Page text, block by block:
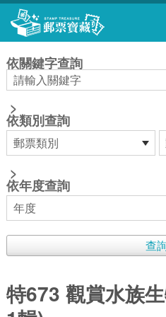
跳到主要內容區塊
依關鍵字查詢
>
依類別查詢
>
依年度查詢
特673 觀賞水族